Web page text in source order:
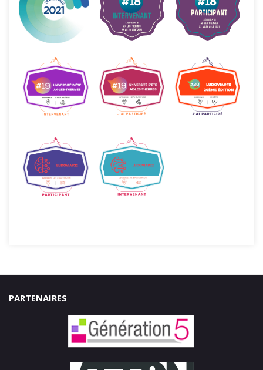
PARTENAIRES